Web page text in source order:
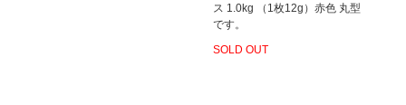
ス 1.0kg （1枚12g）赤色 丸型
です。
SOLD OUT